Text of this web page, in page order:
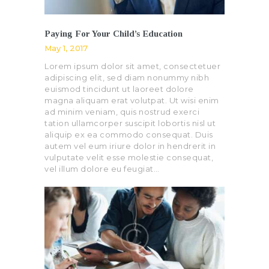
Paying For Your Child’s Education
May 1, 2017
Lorem ipsum dolor sit amet, consectetuer
adipiscing elit, sed diam nonummy nibh
euismod tincidunt ut laoreet dolore
magna aliquam erat volutpat. Ut wisi enim
ad minim veniam, quis nostrud exerci
tation ullamcorper suscipit lobortis nisl ut
aliquip ex ea commodo consequat. Duis
autem vel eum iriure dolor in hendrerit in
vulputate velit esse molestie consequat,
vel illum dolore eu feugiat…